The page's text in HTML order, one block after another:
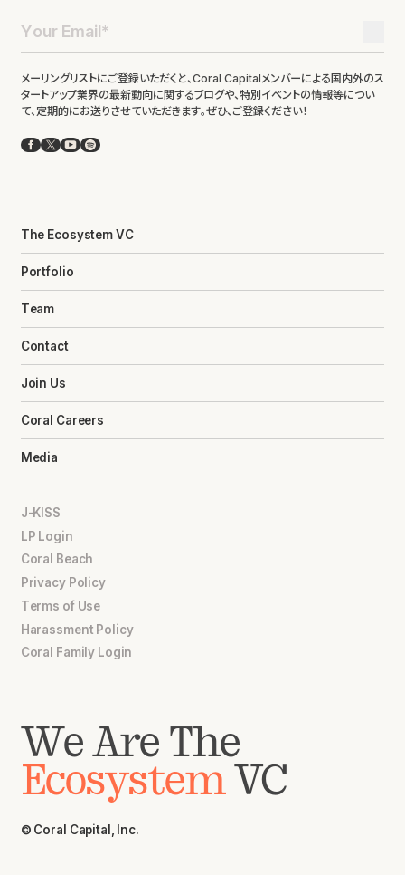
メーリングリストにご登録いただくと、Coral Capitalメンバーによる国内外のス
タートアップ業界の最新動向に関するブログや、特別イベントの情報等につい
て、定期的にお送りさせていただきます。ぜひ、ご登録ください！
Facebook
X YouTube
Spotify
The Ecosystem VC
Portfolio
Team
Contact
Join Us
Coral Careers
Media
J-KISS
LP Login
Coral Beach
Privacy Policy
Terms of Use
Harassment Policy
Coral Family Login
We Are The
EcosystemVC
© Coral Capital, Inc.